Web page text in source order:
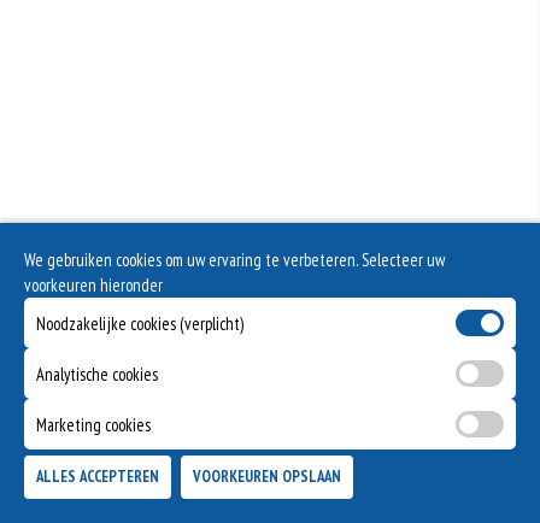
We gebruiken cookies om uw ervaring te verbeteren. Selecteer uw
voorkeuren hieronder
Noodzakelijke cookies (verplicht)
Analytische cookies
Marketing cookies
ALLES ACCEPTEREN VOORKEUREN OPSLAAN